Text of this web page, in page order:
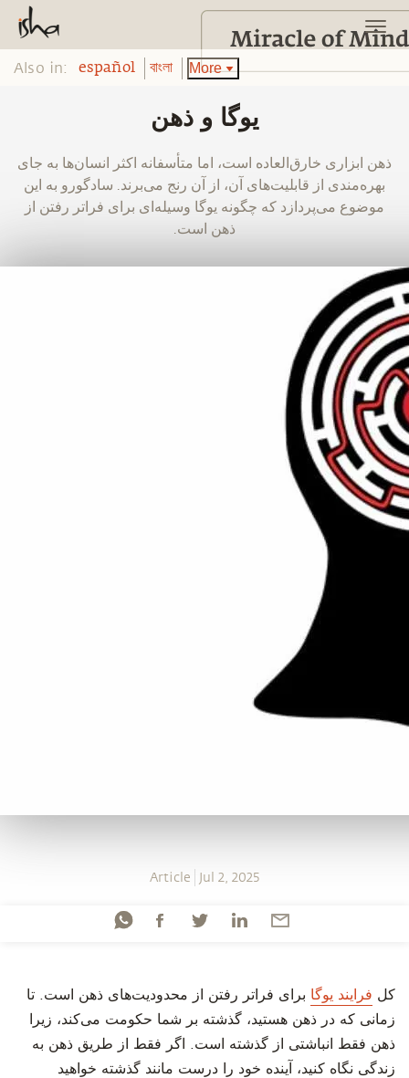
Also in: español বাংলা More
یوگا و ذهن
‫ذهن ابزاری خارق‌العاده است، اما متأسفانه اکثر انسان‌ها به جای
بهره‌مندی از قابلیت‌های آن، از آن رنج می‌برند. سادگورو به این
موضوع می‌پردازد که چگونه یوگا وسیله‌ای برای فراتر رفتن از
ذهن است.
Article Jul 2, 2025
‫‫کل فرایند یوگا برای فراتر رفتن از محدودیت‌های ذهن است. تا
زمانی که در ذهن هستید، گذشته بر شما حکومت می‌کند، زیرا
ذهن فقط انباشتی از گذشته است. اگر فقط از طریق ذهن به
زندگی نگاه کنید، آینده خود را درست مانند گذشته خواهید